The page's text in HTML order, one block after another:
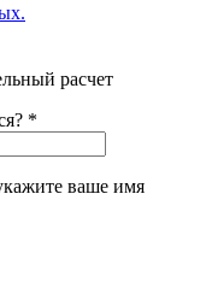
расчет
*
ваше имя